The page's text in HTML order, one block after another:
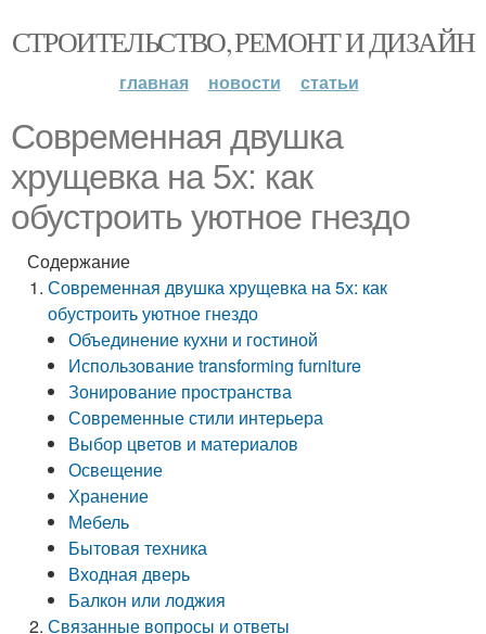
СТРОИТЕЛЬСТВО, РЕМОНТ И ДИЗАЙН
главная новости статьи
Современная двушка
хрущевка на 5х: как
обустроить уютное гнездо
Содержание
Современная двушка хрущевка на 5х: как
обустроить уютное гнездо
Объединение кухни и гостиной
Использование transforming furniture
Зонирование пространства
Современные стили интерьера
Выбор цветов и материалов
Освещение
Хранение
Мебель
Бытовая техника
Входная дверь
Балкон или лоджия
Связанные вопросы и ответы